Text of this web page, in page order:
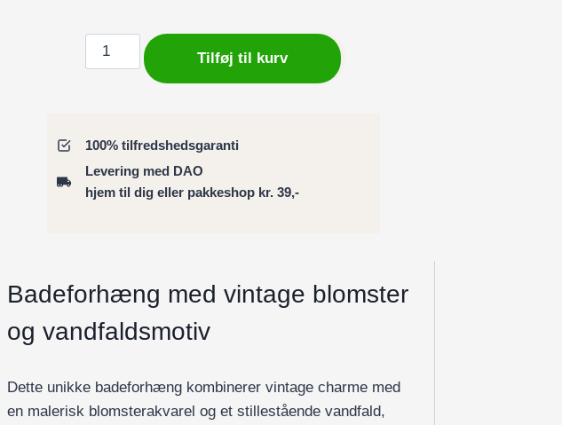
Badeforhæng
/
nouveau
inspireret
vandfald
blomster
antal
Tilføj til kurv
100% tilfredshedsgaranti
Levering med DAO
hjem til dig eller pakkeshop kr. 39,-
Badeforhæng med vintage blomster
og vandfaldsmotiv
Dette unikke badeforhæng kombinerer vintage charme med
en malerisk blomsterakvarel og et stillestående vandfald,